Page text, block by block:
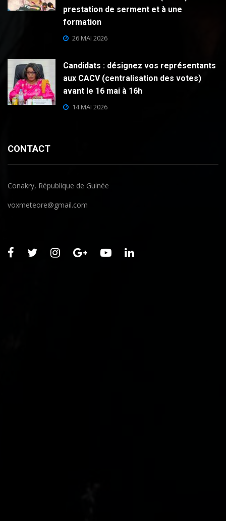
prestation de serment et à une
formation
26 MAI 2026
Candidats : désignez vos représentants
aux CACV (centralisation des votes)
avant le 16 mai à 16h
14 MAI 2026
CONTACT
Conakry, République de Guinée
voxmeteore@gmail.com